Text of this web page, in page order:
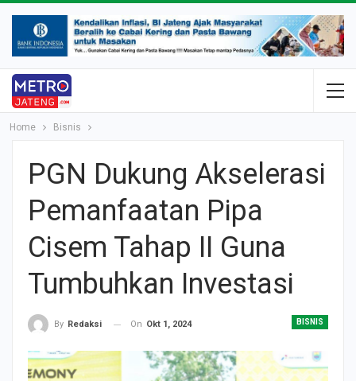
Home Bisnis
PGN Dukung Akselerasi
Pemanfaatan Pipa
Cisem Tahap II Guna
Tumbuhkan Investasi
BISNIS
By Redaksi On Okt 1, 2024